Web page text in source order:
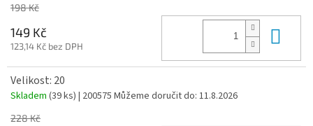
198 Kč
149 Kč
123,14 Kč bez DPH
Velikost: 20
Skladem (39 ks) | 200575 Můžeme doručit do: 11.8.2026
228 Kč